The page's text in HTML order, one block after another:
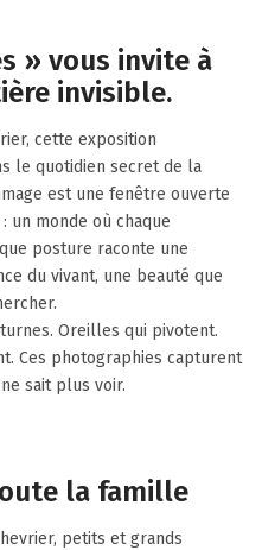
» vous invite à
invisible.
cette exposition
le quotidien secret de la
est une fenêtre ouverte
un monde où chaque
posture raconte une
du vivant, une beauté que
Oreilles qui pivotent.
Ces photographies capturent
sait plus voir.
la famille
petits et grands